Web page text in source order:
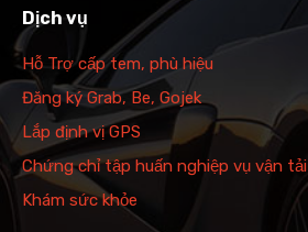
Dịch vụ
Hỗ Trợ cấp tem, phù hiệu
Đăng ký Grab, Be, Gojek
Lắp định vị GPS
Chứng chỉ tập huấn nghiệp vụ vận tải
Khám sức khỏe